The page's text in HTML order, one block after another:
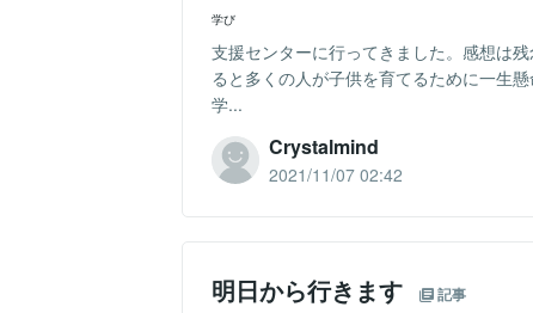
学び
支援センターに行ってきました。感想は
ると多くの人が子供を育てるために一生
学...
Crystalmind
2021/11/07 02:42
明日から行きます 記事